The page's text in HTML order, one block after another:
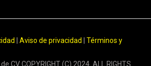
Aviso de privacidad
Términos y
CV COPYRIGHT (C) 2024. ALL RIGHTS